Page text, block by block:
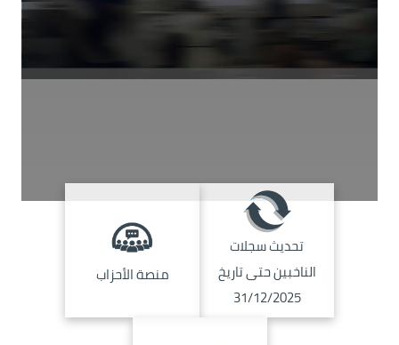
الصورة
تحديث سجلات
الناخبين حتى تاريخ
31/12/2025
الصورة
منصة الأحزاب